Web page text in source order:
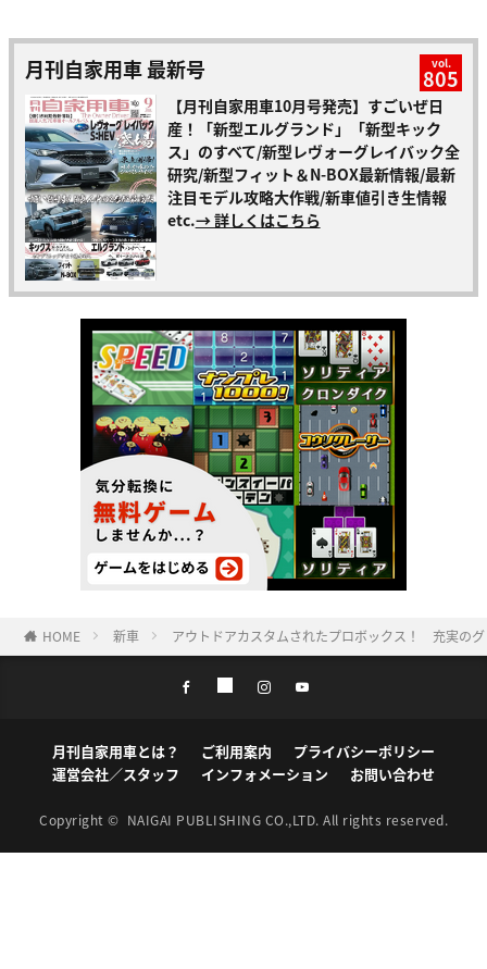
月刊自家用車 最新号 vol.
805
【月刊自家用車10月号発売】すごいぜ日
産！「新型エルグランド」「新型キック
ス」のすべて/新型レヴォーグレイバック全
研究/新型フィット＆N-BOX最新情報/最新
注目モデル攻略大作戦/新車値引き生情報
etc.→ 詳しくはこちら
HOME 新車 アウトドアカスタムされたプロボックス！ 充実の
月刊自家用車とは？ ご利用案内
プライバシーポリシー
運営会社／スタッフ
インフォメーション お問い合わせ
Copyright © NAIGAI PUBLISHING CO.,LTD. All rights reserved.